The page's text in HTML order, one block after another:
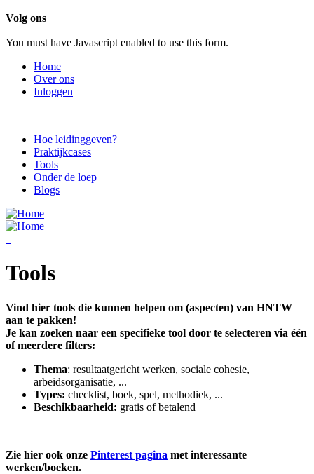
Overslaan en naar de inhoud gaan
Volg ons
You must have Javascript enabled to use this form.
Home
Over ons
Inloggen
Hoe leidinggeven?
Praktijkcases
Tools
Onder de loep
Blogs
Tools
Vind hier tools die kunnen helpen om (aspecten) van HNTW
aan te pakken!
Je kan zoeken naar een specifieke tool door te selecteren via één
of meerdere filters:
Thema: resultaatgericht werken, sociale cohesie,
arbeidsorganisatie, ...
Types: checklist, boek, spel, methodiek, ...
Beschikbaarheid: gratis of betalend
Zie hier ook onze Pinterest pagina met interessante
werken/boeken.